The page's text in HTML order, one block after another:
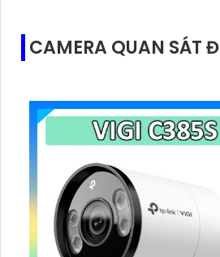
CAMERA QUAN SÁT